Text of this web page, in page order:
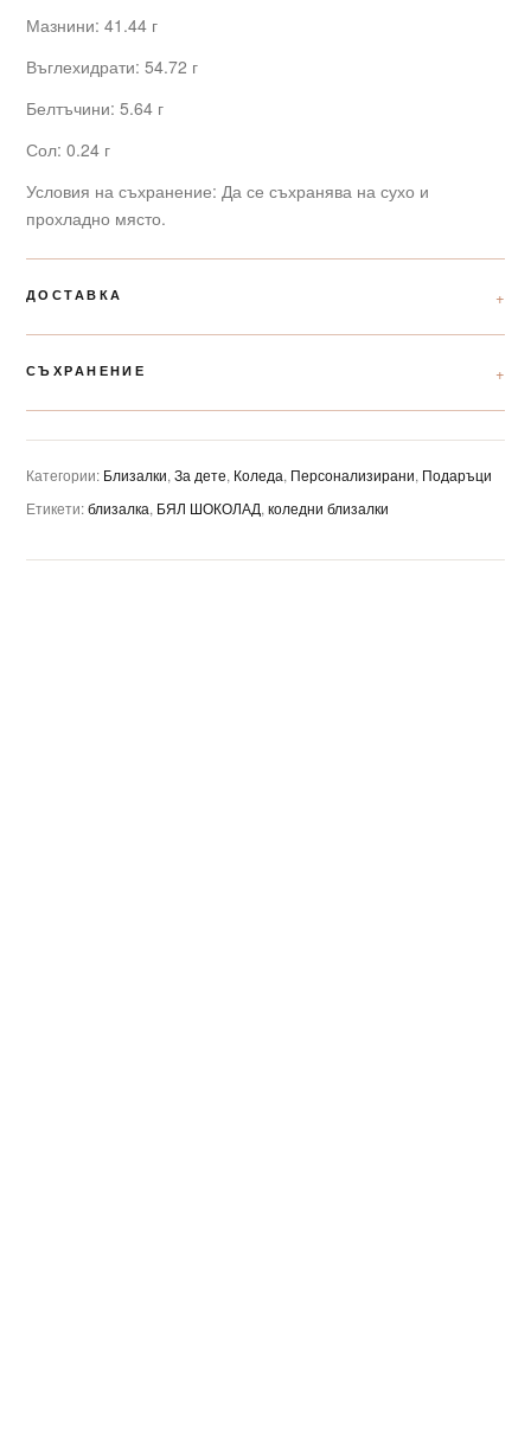
Мазнини: 41.44 г
Въглехидрати: 54.72 г
Белтъчини: 5.64 г
Сол: 0.24 г
Условия на съхранение: Да се съхранява на сухо и
прохладно място.
ДОСТАВКА
СЪХРАНЕНИЕ
Категории: Близалки, За дете, Коледа, Персонализирани, Подаръци
Етикети:близалка, БЯЛ ШОКОЛАД, коледни близалки